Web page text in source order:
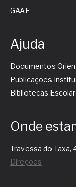
GAAF
Ajuda
Documentos
Publicações
Bibliotecas
Onde
Travessa do Taxa,
Direções